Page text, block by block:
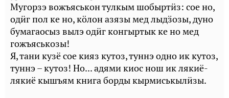
Мугорзэ вожъяськон тулкым шобыртӥз: сое но,
одӥг пол ке но, кӧлон азязы мед лыдӟозы, дуно
бумагаосыз вылэ одӥг конгыртык ке но мед
гожъяськозы!
Я, тани кузё сое кияз кутоз, туннэ одно ик кутоз,
туннэ – кутоз! Но... адями киос нош ик лякиё-
лякиё кышъям книга борды кырмиськылӥзы.